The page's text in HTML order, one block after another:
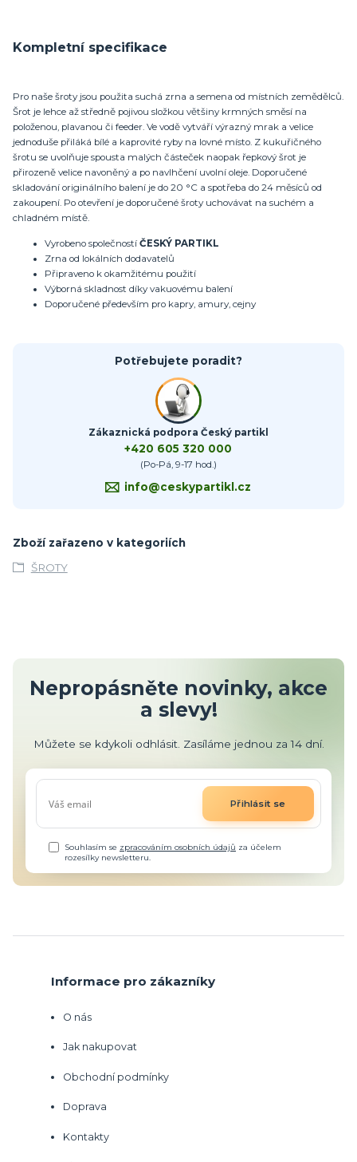
Kompletní specifikace
Pro naše šroty jsou použita suchá zrna a semena od místních zemědělců.
Šrot je lehce až středně pojivou složkou většiny krmných směsí na
položenou, plavanou či feeder. Ve vodě vytváří výrazný mrak a velice
jednoduše přiláká bílé a kaprovité ryby na lovné místo. Z kukuřičného
šrotu se uvolňuje spousta malých částeček naopak řepkový šrot je
přirozeně velice navoněný a po navlhčení uvolní oleje. Doporučené
skladování originálního balení je do 20 °C a spotřeba do 24 měsíců od
zakoupení. Po otevření je doporučené šroty uchovávat na suchém a
chladném místě.
Vyrobeno společností ČESKÝ PARTIKL
Zrna od lokálních dodavatelů
Připraveno k okamžitému použití
Výborná skladnost díky vakuovému balení
Doporučené především pro kapry, amury, cejny
Potřebujete poradit?
Zákaznická podpora Český partikl
+420 605 320 000
(Po-Pá, 9-17 hod.)
info@ceskypartikl.cz
Zboží zařazeno v kategoriích
ŠROTY
Nepropásněte novinky, akce
a slevy!
Můžete se kdykoli odhlásit. Zasíláme jednou za 14 dní.
Přihlásit se
Souhlasím se zpracováním osobních údajů za účelem
rozesílky newsletteru.
Informace pro zákazníky
O nás
Jak nakupovat
Obchodní podmínky
Doprava
Kontakty